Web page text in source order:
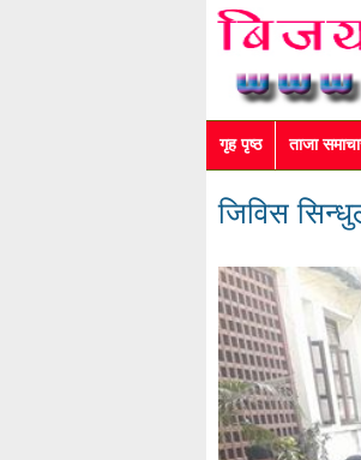
गृह पृष्ठ ताजा
जिविस